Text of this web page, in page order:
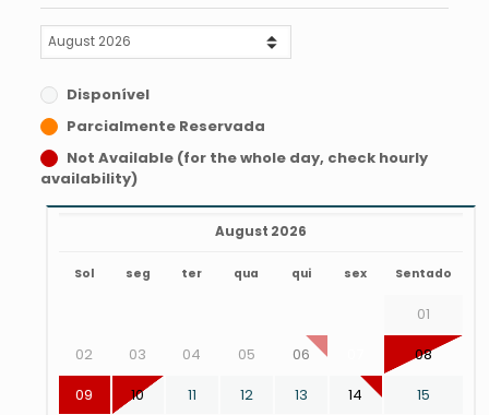
Disponível
Parcialmente Reservada
Not Available (for the whole day, check hourly
availability)
August 2026
Sol seg ter qua qui sex Sentado
01
02
03 04 05 06
08
09
10 11 12 13 14
15